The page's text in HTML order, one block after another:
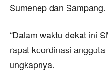
Sumenep dan Sampang.
“Dalam waktu dekat ini
rapat koordinasi anggota
ungkapnya.